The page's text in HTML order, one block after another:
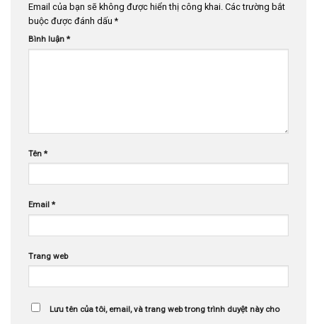
Email của bạn sẽ không được hiển thị công khai. Các trường bắt
buộc được đánh dấu*
Bình luận *
Tên *
Email *
Trang web
Lưu tên của tôi, email, và trang web trong trình duyệt này cho